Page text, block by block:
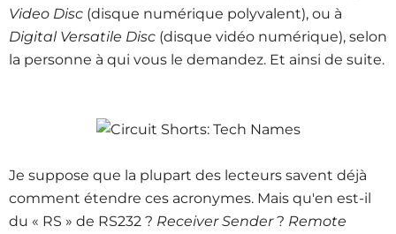
Video Disc (disque numérique polyvalent), ou à
Digital Versatile Disc (disque vidéo numérique), selon
la personne à qui vous le demandez. Et ainsi de suite.
Je suppose que la plupart des lecteurs savent déjà
comment étendre ces acronymes. Mais qu'en est-il
du « RS » de RS232 ? Receiver Sender? Remote